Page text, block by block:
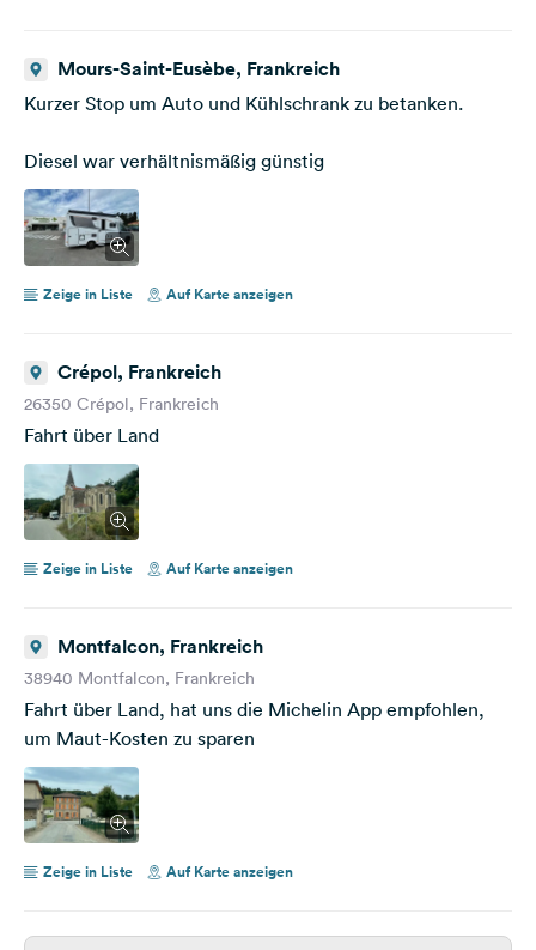
Mours-Saint-Eusèbe, Frankreich
Kurzer Stop um Auto und Kühlschrank zu betanken.
Diesel war verhältnismäßig günstig
Zeige in Liste Auf Karte anzeigen
Crépol, Frankreich
26350 Crépol, Frankreich
Fahrt über Land
Zeige in Liste Auf Karte anzeigen
Montfalcon, Frankreich
38940 Montfalcon, Frankreich
Fahrt über Land, hat uns die Michelin App empfohlen,
um Maut-Kosten zu sparen
Zeige in Liste Auf Karte anzeigen